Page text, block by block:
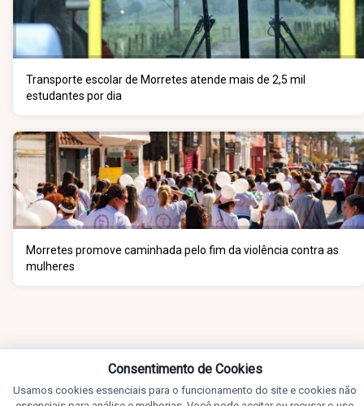
Transporte escolar de Morretes atende mais de 2,5 mil
estudantes por dia
Morretes promove caminhada pelo fim da violência contra as
mulheres
Consentimento de Cookies
Usamos cookies essenciais para o funcionamento do site e cookies não